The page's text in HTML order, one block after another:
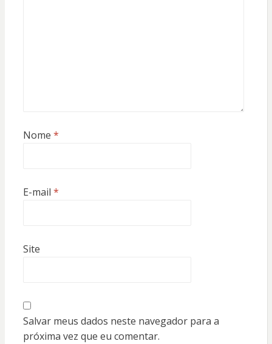
Nome *
E-mail *
Site
Salvar meus dados neste navegador para a
próxima vez que eu comentar.